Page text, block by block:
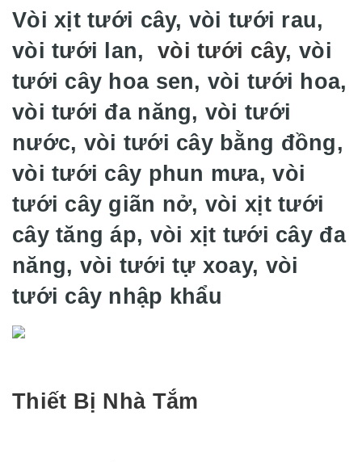
Vòi xịt tưới cây, vòi tưới rau,
vòi tưới lan,vòi tưới cây, vòi
tưới cây hoa sen, vòi tưới hoa,
vòi tưới đa năng, vòi tưới
nước, vòi tưới cây bằng đồng,
vòi tưới cây phun mưa, vòi
tưới cây giãn nở, vòi xịt tưới
cây tăng áp, vòi xịt tưới cây đa
năng, vòi tưới tự xoay, vòi
tưới cây nhập khẩu
Thiết Bị Nhà Tắm